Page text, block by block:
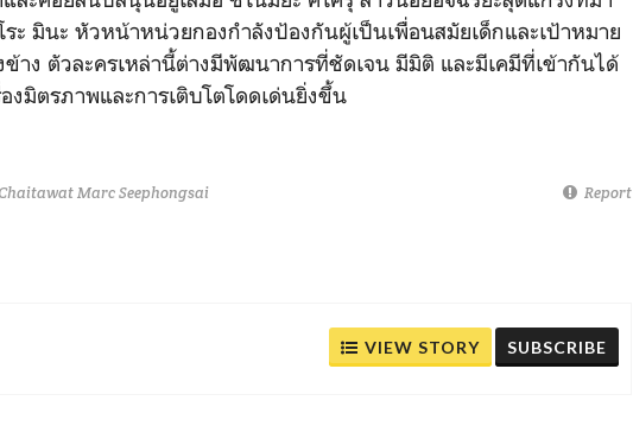
ะ มินะ หัวหน้าหน่วยกองกำลังป้องกันผู้เป็นเพื่อนสมัยเด็กและเป้าหมาย
าง ตัวละครเหล่านี้ต่างมีพัฒนาการที่ชัดเจน มีมิติ และมีเคมีที่เข้ากันได้
งมิตรภาพและการเติบโตโดดเด่นยิ่งขึ้น
Marc Seephongsai Report
VIEW STORY SUBSCRIBE